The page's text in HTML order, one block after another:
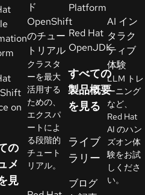
on
の
メ
見
ド
OpenShift
のチュー
トリアル
クラスタ
ーを最大
活用する
ための、
エクスパ
ートによ
る段階的
チュート
リアル。
Platform
Red Hat
OpenJDK
すべての
製品概要
を見る
ライブ
ラリー
ブログ
AI イン
タラク
ティブ
体験
LLM トレ
ーニング
など、
Red Hat
AI のハン
ズオン体
験をお試
しくださ
い。